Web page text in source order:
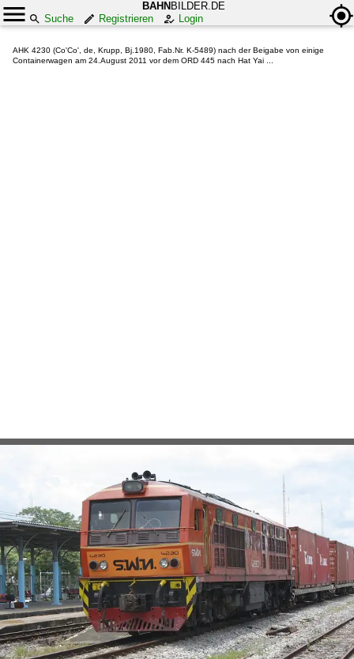
BAHN BILDER.DE
Suche
Registrieren Login
AHK 4230 (Co'Co', de, Krupp, Bj.1980, Fab.Nr. K-5489) nach der Beigabe von einige
Containerwagen am 24.August 2011 vor dem ORD 445 nach Hat Yai ...